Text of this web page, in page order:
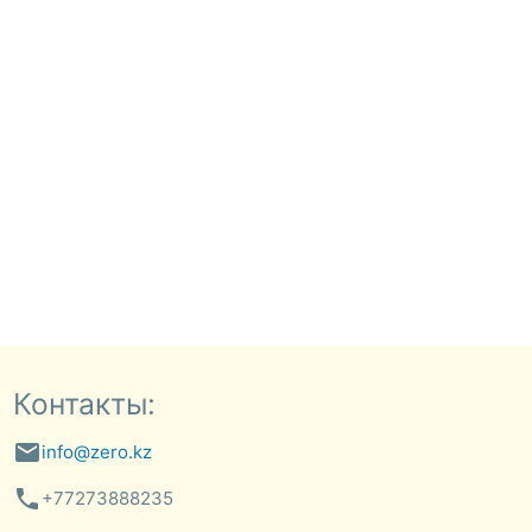
Контакты:
emailinfo@zero.kz
phone +77273888235